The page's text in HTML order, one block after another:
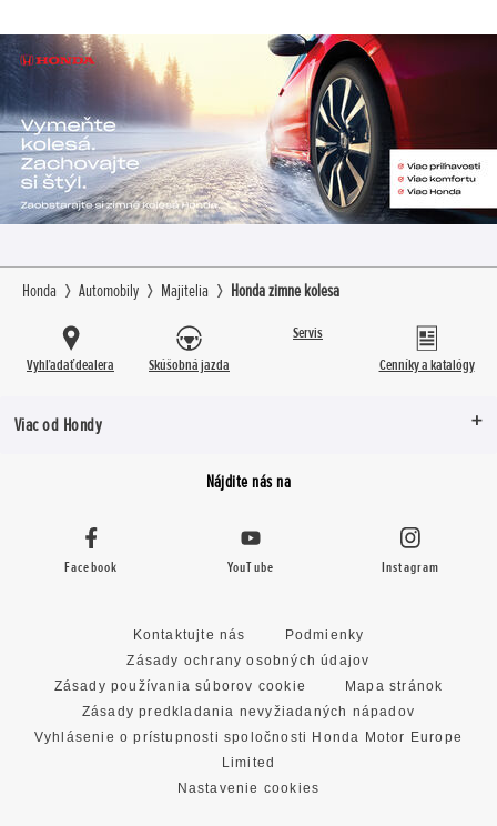
Honda Automobily Majitelia Honda zimne kolesa
Vyhľadať dealera Skúšobná jazda
Servis
Cenníky a katalógy
Viac od Hondy
Nájdite nás na
Facebook YouTube Instagram
Kontaktujte nás
Podmienky
Zásady ochrany osobných údajov
Zásady používania súborov cookie
Mapa stránok
Zásady predkladania nevyžiadaných nápadov
Vyhlásenie o prístupnosti spoločnosti Honda Motor Europe
Limited
Nastavenie cookies